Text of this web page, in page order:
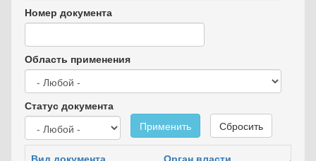
Номер документа
Область применения
Статус документа
Применить
Сбросить
Вид документа Орган власти
Дата